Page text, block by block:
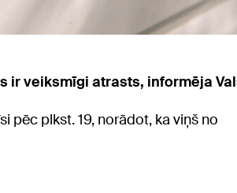
ir veiksmīgi atrasts, informēja
pēc plkst. 19, norādot, ka viņš no